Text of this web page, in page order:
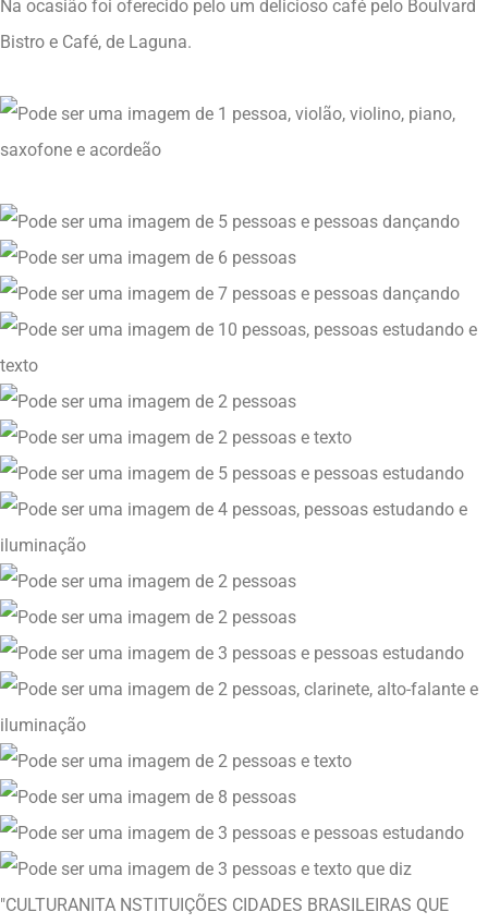
Na ocasião foi oferecido pelo um delicioso café pelo Boulvard
Bistro e Café, de Laguna.